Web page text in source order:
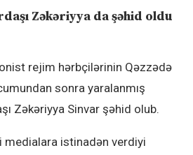
Zəkəriyya da şəhid oldu
rejim hərbçilərinin Qəzzədə
sonra yaralanmış
Zəkəriyya Sinvar şəhid olub.
istinadən verdiyi